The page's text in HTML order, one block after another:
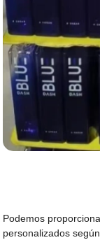
Podemos
personalizados